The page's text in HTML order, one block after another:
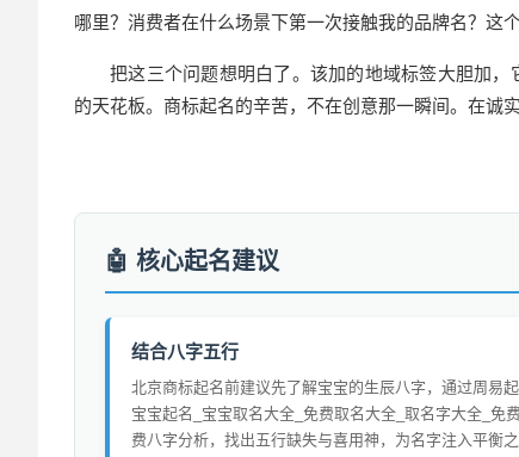
哪里？消费者在什么场景下第一次接触我的品牌名？这
把这三个问题想明白了。该加的地域标签大胆加
的天花板。商标起名的辛苦，不在创意那一瞬间。在诚
核心起名建议
结合八字五行
北京商标起名前建议先了解宝宝的生辰八字，通过周易起
宝宝起名_宝宝取名大全_免费取名大全_取名字大全_免
费八字分析，找出五行缺失与喜用神，为名字注入平衡之